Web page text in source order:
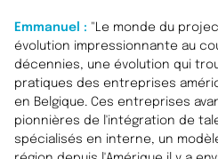
Emmanuel : "Le monde du
évolution impressionnante au
décennies, une évolution qui
pratiques des entreprises
en Belgique. Ces entreprises
pionnières de l'intégration de
spécialisés en interne, un